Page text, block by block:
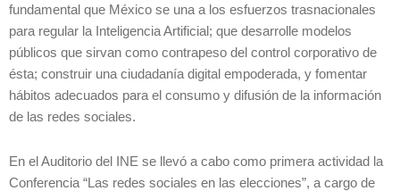
fundamental que México se una a los esfuerzos trasnacionales
para regular la Inteligencia Artificial; que desarrolle modelos
públicos que sirvan como contrapeso del control corporativo de
ésta; construir una ciudadanía digital empoderada, y fomentar
hábitos adecuados para el consumo y difusión de la información
de las redes sociales.
En el Auditorio del INE se llevó a cabo como primera actividad la
Conferencia “Las redes sociales en las elecciones”, a cargo de